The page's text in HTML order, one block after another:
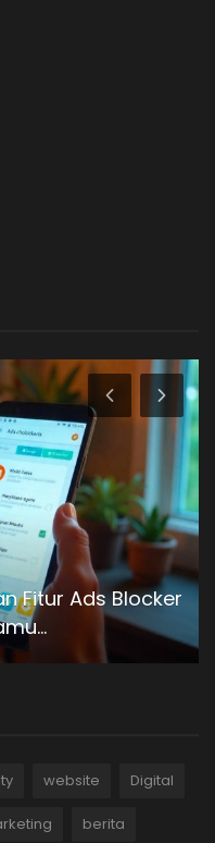
Fitur Ads Blocker
website Digital
berita